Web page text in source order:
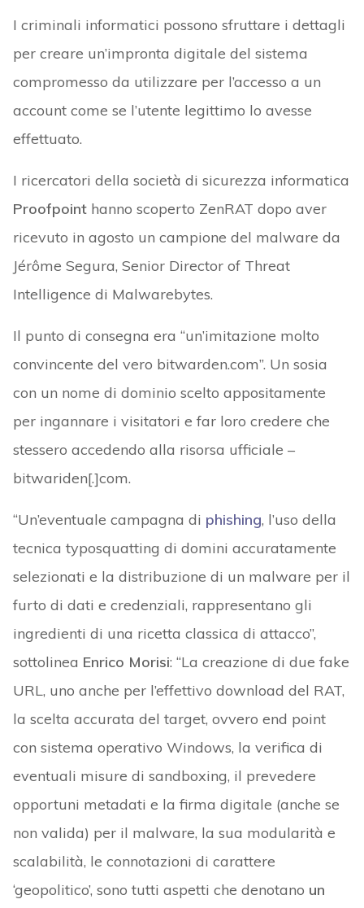
I criminali informatici possono sfruttare i dettagli
per creare un’impronta digitale del sistema
compromesso da utilizzare per l’accesso a un
account come se l’utente legittimo lo avesse
effettuato.
I ricercatori della società di sicurezza informatica
Proofpointhanno scoperto ZenRAT dopo aver
ricevuto in agosto un campione del malware da
Jérôme Segura, Senior Director of Threat
Intelligence di Malwarebytes.
Il punto di consegna era “un’imitazione molto
convincente del vero bitwarden.com”. Un sosia
con un nome di dominio scelto appositamente
per ingannare i visitatori e far loro credere che
stessero accedendo alla risorsa ufficiale –
bitwariden[.]com.
“Un’eventuale campagna di phishing, l’uso della
tecnica typosquatting di domini accuratamente
selezionati e la distribuzione di un malware per il
furto di dati e credenziali, rappresentano gli
ingredienti di una ricetta classica di attacco”,
sottolinea Enrico Morisi: “La creazione di due fake
URL, uno anche per l’effettivo download del RAT,
la scelta accurata del target, ovvero end point
con sistema operativo Windows, la verifica di
eventuali misure di sandboxing, il prevedere
opportuni metadati e la firma digitale (anche se
non valida) per il malware, la sua modularità e
scalabilità, le connotazioni di carattere
‘geopolitico’, sono tutti aspetti che denotano un